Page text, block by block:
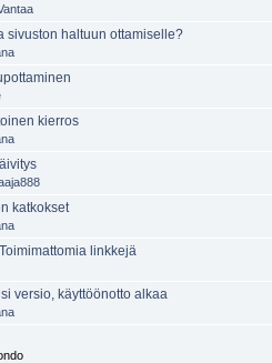
sivuston haltuun ottamiselle?
kierros
katkokset
linkkejä
versio, käyttöönotto alkaa